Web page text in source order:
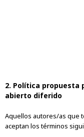
2. Política propuesta
abierto diferido
Aquellos autores/as que
aceptan los términos